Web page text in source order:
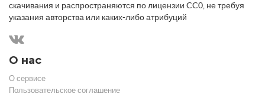
скачивания и распространяются по лицензии CC0, не требуя
указания авторства или каких-либо атрибуций
О нас
О сервисе
Пользовательское соглашение